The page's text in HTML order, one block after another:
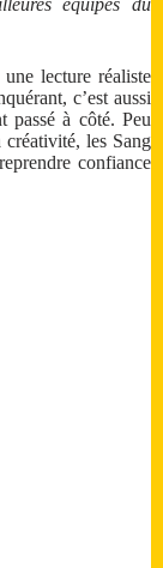
équipes du
lecture réaliste
c’est aussi
passé à côté. Peu
créativité, les Sang
confiance